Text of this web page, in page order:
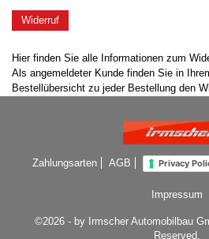
Widerruf
Hier finden Sie alle Informationen zum
Als angemeldeter Kunde finden Sie in
Bestellübersicht zu jeder Bestellung den
Zahlungsarten AGB Privacy
Impressum
©2026 - by Irmscher Automobilbau
Reserved.